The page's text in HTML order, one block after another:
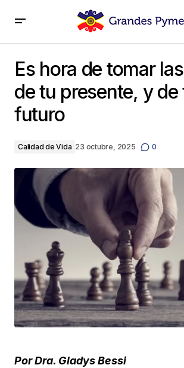
futuro
Es hora de tomar
de tu presente, y de
futuro
Calidad de Vida 23 octubre, 2025 0
Por Dra. Gladys Bessi